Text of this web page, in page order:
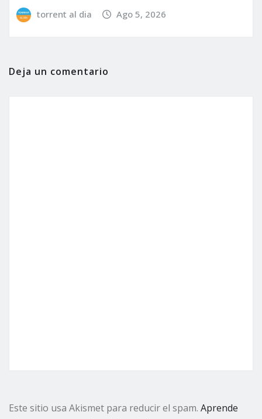
torrent al dia Ago 5, 2026
Deja un comentario
Este sitio usa Akismet para reducir el spam. Aprende